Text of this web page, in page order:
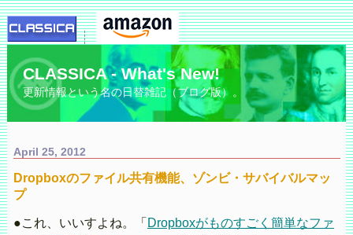
CLASSICA - What's New!
更新情報という名の日替雑記（ブログ版）。
April 25, 2012
Dropboxのファイル共有機能、ゾンビ・サバイバルマッ
プ
●これ、いいすよね。「 Dropboxがものすごく簡単なファ